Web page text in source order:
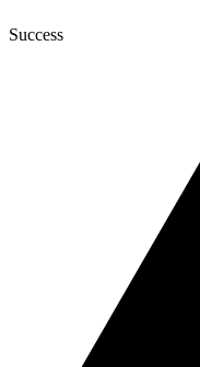
Success